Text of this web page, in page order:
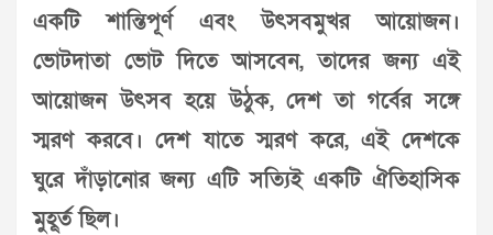
একটি শান্তিপূর্ণ এবং উৎসবমুখর আয়োজন।
ভোটদাতা ভোট দিতে আসবেন, তাদের জন্য এই
আয়োজন উৎসব হয়ে উঠুক, দেশ তা গর্বের সঙ্গে
স্মরণ করবে। দেশ যাতে স্মরণ করে, এই দেশকে
ঘুরে দাঁড়ানোর জন্য এটি সত্যিই একটি ঐতিহাসিক
মুহূর্ত ছিল।